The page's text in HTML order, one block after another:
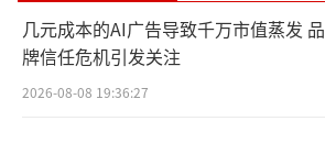
几元成本的AI广告导致千万市值蒸发 品
牌信任危机引发关注
2026-08-08 19:36:27